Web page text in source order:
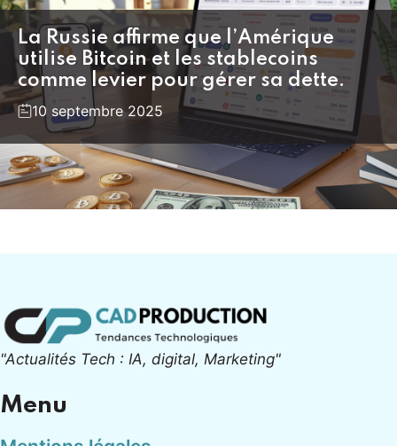
La Russie affirme que l’Amérique
utilise Bitcoin et les stablecoins
comme levier pour gérer sa dette.
10 septembre 2025
"Actualités Tech : IA, digital, Marketing"
Menu